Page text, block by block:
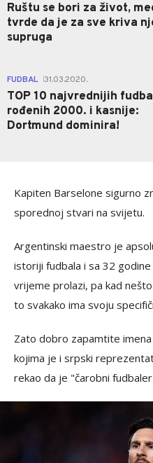
Ruštu se bori za život,
tvrde da je za sve kriva
supruga
FUDBAL 31.03.2020.
TOP 10 najvrednijih
rođenih 2000. i kasnije:
Dortmund dominira!
Kapiten Barselone sigurno
sporednoj stvari na svijetu.
Argentinski maestro je
istoriji fudbala i sa 32
vrijeme prolazi, pa kad
to svakako ima svoju
Zato dobro zapamtite
kojima je i srpski
rekao da je "čarobni